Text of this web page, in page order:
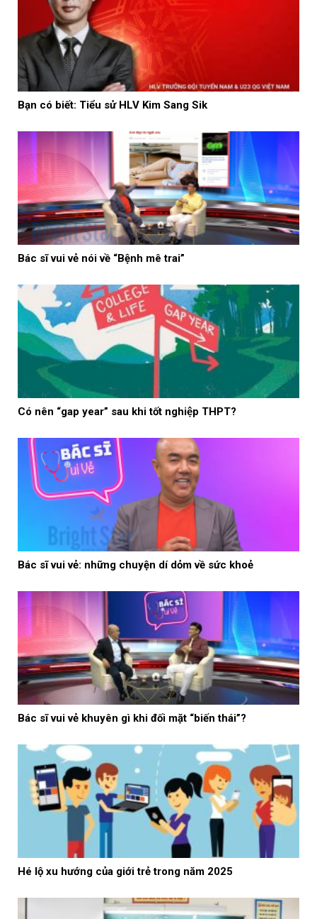
Bạn có biết: Tiểu sử HLV Kim Sang Sik
Bác sĩ vui vẻ nói về “Bệnh mê trai”
Có nên “gap year” sau khi tốt nghiệp THPT?
Bác sĩ vui vẻ: những chuyện dí dỏm về sức khoẻ
Bác sĩ vui vẻ khuyên gì khi đối mặt “biến thái”?
Hé lộ xu hướng của giới trẻ trong năm 2025